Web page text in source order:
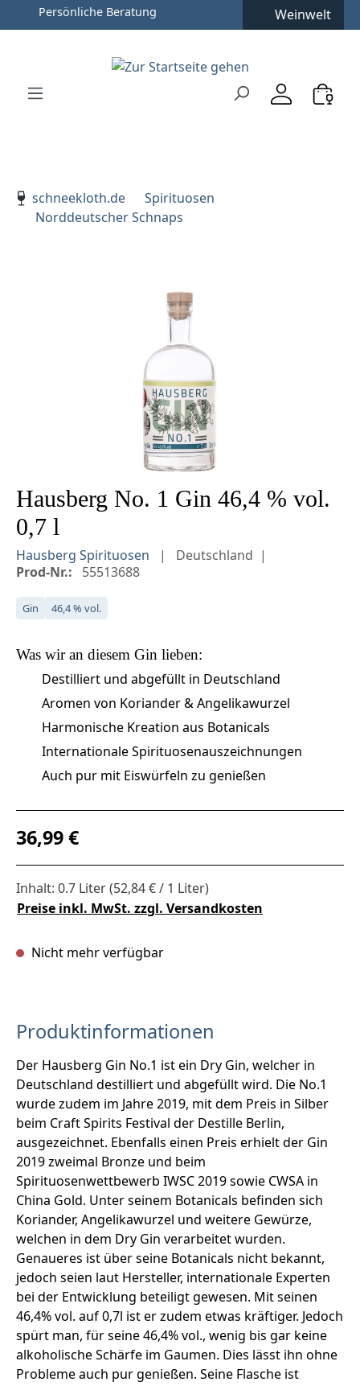
Zum Hauptinhalt springen
Zur Hauptnavigation springen
Persönliche Beratung Weinwelt
schneekloth.de
Spirituosen
Norddeutscher Schnaps
Bildergalerie überspringen
Hausberg No. 1 Gin 46,4 % vol.
0,7 l
Hausberg Spirituosen
Deutschland
Prod-Nr.:
55513688
Gin 46,4 % vol.
Was wir an diesem Gin lieben:
Destilliert und abgefüllt in Deutschland
Aromen von Koriander & Angelikawurzel
Harmonische Kreation aus Botanicals
Internationale Spirituosenauszeichnungen
Auch pur mit Eiswürfeln zu genießen
Regulärer Preis:
36,99 €
Inhalt: 0.7 Liter(52,84 € / 1 Liter)
Preise inkl. MwSt. zzgl. Versandkosten
Nicht mehr verfügbar
Produktinformationen
Der Hausberg Gin No.1 ist ein Dry Gin, welcher in
Deutschland destilliert und abgefüllt wird. Die No.1
wurde zudem im Jahre 2019, mit dem Preis in Silber
beim Craft Spirits Festival der Destille Berlin,
ausgezeichnet. Ebenfalls einen Preis erhielt der Gin
2019 zweimal Bronze und beim
Spirituosenwettbewerb IWSC 2019 sowie CWSA in
China Gold. Unter seinem Botanicals befinden sich
Koriander, Angelikawurzel und weitere Gewürze,
welchen in dem Dry Gin verarbeitet wurden.
Genaueres ist über seine Botanicals nicht bekannt,
jedoch seien laut Hersteller, internationale Experten
bei der Entwicklung beteiligt gewesen. Mit seinen
46,4% vol. auf 0,7l ist er zudem etwas kräftiger. Jedoch
spürt man, für seine 46,4% vol., wenig bis gar keine
alkoholische Schärfe im Gaumen. Dies lässt ihn ohne
Probleme auch pur genießen. Seine Flasche ist